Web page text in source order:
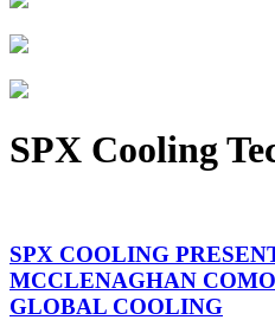
SPX Cooling
SPX COOLING
MCCLENAGHAN
GLOBAL COOLING